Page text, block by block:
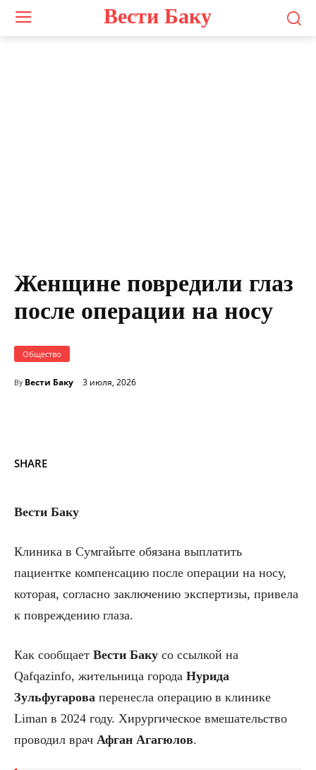
Вести Баку
Женщине повредили глаз
после операции на носу
Общество
By Вести Баку 3 июля, 2026
SHARE
Вести Баку
Клиника в Сумгайыте обязана выплатить
пациентке компенсацию после операции на носу,
которая, согласно заключению экспертизы, привела
к повреждению глаза.
Как сообщает Вести Баку со ссылкой на
Qafqazinfo, жительница города Нурида
Зульфугарова перенесла операцию в клинике
Liman в 2024 году. Хирургическое вмешательство
проводил врач Афган Агагюлов.